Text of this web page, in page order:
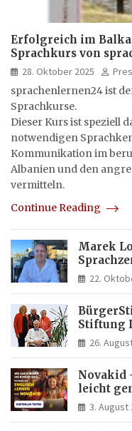
Erfolgreich im
Sprachkurs von
28. Oktober 2025
sprachenlernen24 ist
Sprachkurse.
Dieser Kurs ist speziell
notwendigen
Kommunikation im
Albanien und den
vermitteln.
Continue Reading
Marek
Italia
22.
Stiftung
26.
Novakid
leicht
3. August